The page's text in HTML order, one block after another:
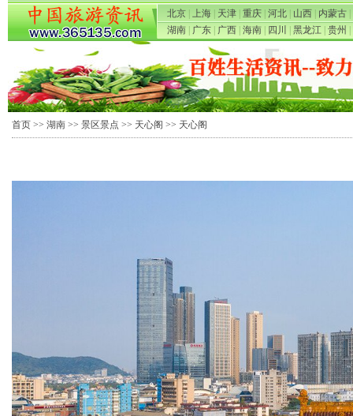
北京 上海 天津 重庆 河北 山西 内蒙古
湖南
广东 广西 海南 四川 黑龙江 贵州
首页 >> 湖南 >> 景区景点 >> 天心阁 >> 天心阁